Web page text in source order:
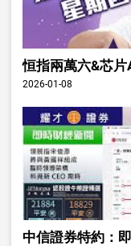
恒指兩萬六&芯
2026-01-08
中信證券特約：